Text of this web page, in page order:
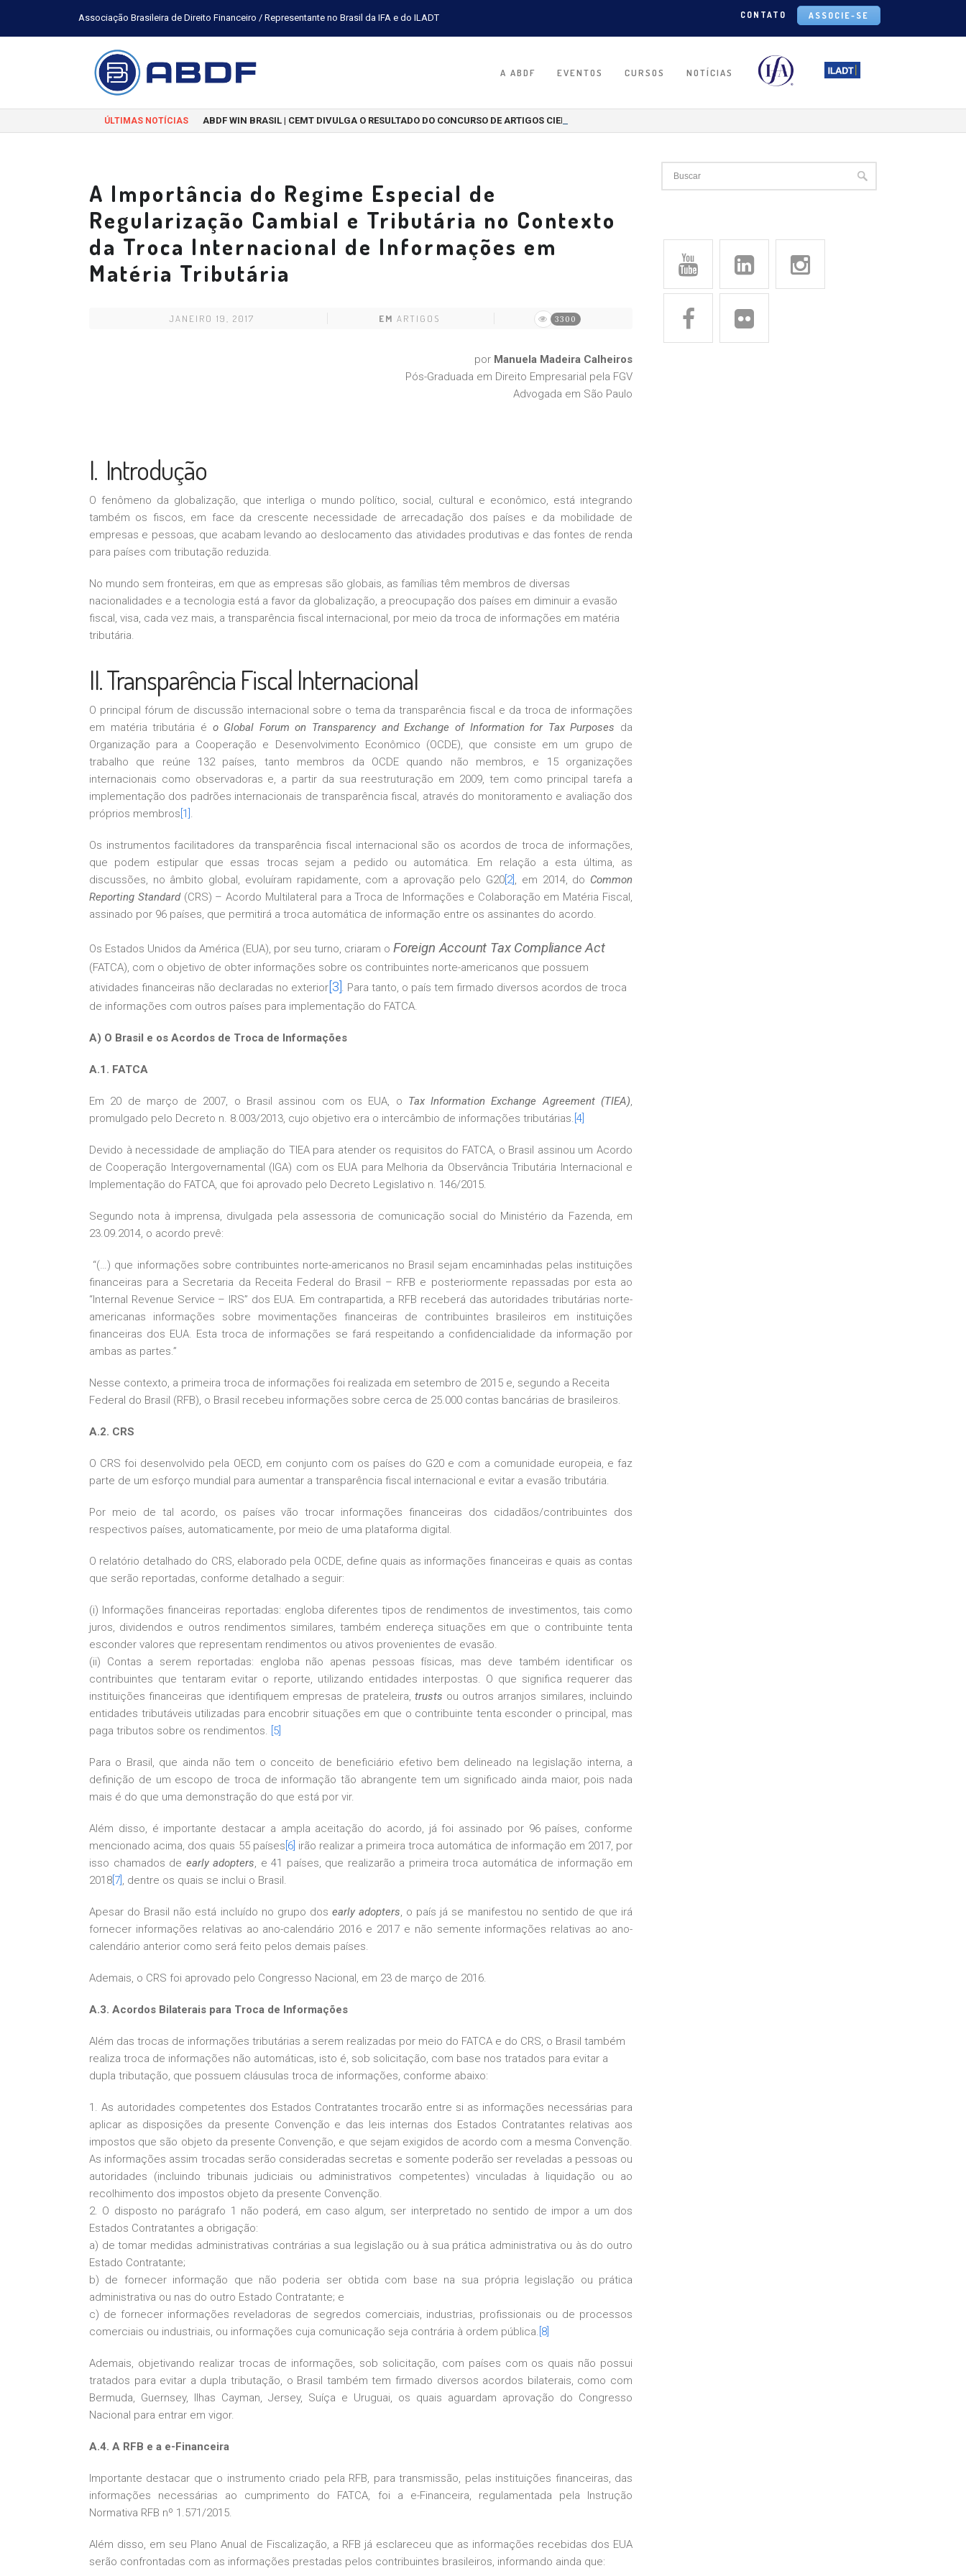
Associação Brasileira de Direito Financeiro / Representante no Brasil da IFA e do ILADT CONTATO ASSOCIE-SE
A ABDF EVENTOS CURSOS NOTÍCIAS
ÚLTIMAS NOTÍCIAS ABDF WIN BRASIL | CEMT DIVULGA O RESULTADO DO CONCURSO DE ARTIGOS CIENTÍFICOS 2026
A Importância do Regime Especial de
Regularização Cambial e Tributária no Contexto
da Troca Internacional de Informações em
Matéria Tributária
JANEIRO 19, 2017 EM ARTIGOS 3300
por Manuela Madeira Calheiros
Pós-Graduada em Direito Empresarial pela FGV
Advogada em São Paulo
I. Introdução
O fenômeno da globalização, que interliga o mundo político, social, cultural e econômico, está integrando
também os fiscos, em face da crescente necessidade de arrecadação dos países e da mobilidade de
empresas e pessoas, que acabam levando ao deslocamento das atividades produtivas e das fontes de renda
para países com tributação reduzida.
No mundo sem fronteiras, em que as empresas são globais, as famílias têm membros de diversas
nacionalidades e a tecnologia está a favor da globalização, a preocupação dos países em diminuir a evasão
fiscal, visa, cada vez mais, a transparência fiscal internacional, por meio da troca de informações em matéria
tributária.
II. Transparência Fiscal Internacional
O principal fórum de discussão internacional sobre o tema da transparência fiscal e da troca de informações
em matéria tributária é o Global Forum on Transparency and Exchange of Information for Tax Purposes da
Organização para a Cooperação e Desenvolvimento Econômico (OCDE), que consiste em um grupo de
trabalho que reúne 132 países, tanto membros da OCDE quando não membros, e 15 organizações
internacionais como observadoras e, a partir da sua reestruturação em 2009, tem como principal tarefa a
implementação dos padrões internacionais de transparência fiscal, através do monitoramento e avaliação dos
próprios membros [1] .
Os instrumentos facilitadores da transparência fiscal internacional são os acordos de troca de informações,
que podem estipular que essas trocas sejam a pedido ou automática. Em relação a esta última, as
discussões, no âmbito global, evoluíram rapidamente, com a aprovação pelo G20 [2], em 2014, do Common
Reporting Standard(CRS) – Acordo Multilateral para a Troca de Informações e Colaboração em Matéria Fiscal,
assinado por 96 países, que permitirá a troca automática de informação entre os assinantes do acordo.
Os Estados Unidos da América (EUA), por seu turno, criaram o Foreign Account Tax Compliance Act
(FATCA), com o objetivo de obter informações sobre os contribuintes norte-americanos que possuem
atividades financeiras não declaradas no exterior [3] . Para tanto, o país tem firmado diversos acordos de troca
de informações com outros países para implementação do FATCA.
A) O Brasil e os Acordos de Troca de Informações
A.1. FATCA
Em 20 de março de 2007, o Brasil assinou com os EUA, o Tax Information Exchange Agreement (TIEA),
promulgado pelo Decreto n. 8.003/2013, cujo objetivo era o intercâmbio de informações tributárias. [4]
Devido à necessidade de ampliação do TIEA para atender os requisitos do FATCA, o Brasil assinou um Acordo
de Cooperação Intergovernamental (IGA) com os EUA para Melhoria da Observância Tributária Internacional e
Implementação do FATCA, que foi aprovado pelo Decreto Legislativo n. 146/2015.
Segundo nota à imprensa, divulgada pela assessoria de comunicação social do Ministério da Fazenda, em
23.09.2014, o acordo prevê:
“(…) que informações sobre contribuintes norte-americanos no Brasil sejam encaminhadas pelas instituições
financeiras para a Secretaria da Receita Federal do Brasil – RFB e posteriormente repassadas por esta ao
“Internal Revenue Service – IRS” dos EUA. Em contrapartida, a RFB receberá das autoridades tributárias norte-
americanas informações sobre movimentações financeiras de contribuintes brasileiros em instituições
financeiras dos EUA. Esta troca de informações se fará respeitando a confidencialidade da informação por
ambas as partes.”
Nesse contexto, a primeira troca de informações foi realizada em setembro de 2015 e, segundo a Receita
Federal do Brasil (RFB), o Brasil recebeu informações sobre cerca de 25.000 contas bancárias de brasileiros.
A.2. CRS
O CRS foi desenvolvido pela OECD, em conjunto com os países do G20 e com a comunidade europeia, e faz
parte de um esforço mundial para aumentar a transparência fiscal internacional e evitar a evasão tributária.
Por meio de tal acordo, os países vão trocar informações financeiras dos cidadãos/contribuintes dos
respectivos países, automaticamente, por meio de uma plataforma digital.
O relatório detalhado do CRS, elaborado pela OCDE, define quais as informações financeiras e quais as contas
que serão reportadas, conforme detalhado a seguir:
(i) Informações financeiras reportadas: engloba diferentes tipos de rendimentos de investimentos, tais como
juros, dividendos e outros rendimentos similares, também endereça situações em que o contribuinte tenta
esconder valores que representam rendimentos ou ativos provenientes de evasão.
(ii) Contas a serem reportadas: engloba não apenas pessoas físicas, mas deve também identificar os
contribuintes que tentaram evitar o reporte, utilizando entidades interpostas. O que significa requerer das
instituições financeiras que identifiquem empresas de prateleira,trusts ou outros arranjos similares, incluindo
entidades tributáveis utilizadas para encobrir situações em que o contribuinte tenta esconder o principal, mas
paga tributos sobre os rendimentos. [5]
Para o Brasil, que ainda não tem o conceito de beneficiário efetivo bem delineado na legislação interna, a
definição de um escopo de troca de informação tão abrangente tem um significado ainda maior, pois nada
mais é do que uma demonstração do que está por vir.
Além disso, é importante destacar a ampla aceitação do acordo, já foi assinado por 96 países, conforme
mencionado acima, dos quais 55 países [6] irão realizar a primeira troca automática de informação em 2017, por
isso chamados de early adopters, e 41 países, que realizarão a primeira troca automática de informação em
2018 [7] , dentre os quais se inclui o Brasil.
Apesar do Brasil não está incluído no grupo dos early adopters, o país já se manifestou no sentido de que irá
fornecer informações relativas ao ano-calendário 2016 e 2017 e não semente informações relativas ao ano-
calendário anterior como será feito pelos demais países.
Ademais, o CRS foi aprovado pelo Congresso Nacional, em 23 de março de 2016.
A.3. Acordos Bilaterais para Troca de Informações
Além das trocas de informações tributárias a serem realizadas por meio do FATCA e do CRS, o Brasil também
realiza troca de informações não automáticas, isto é, sob solicitação, com base nos tratados para evitar a
dupla tributação, que possuem cláusulas troca de informações, conforme abaixo:
1. As autoridades competentes dos Estados Contratantes trocarão entre si as informações necessárias para
aplicar as disposições da presente Convenção e das leis internas dos Estados Contratantes relativas aos
impostos que são objeto da presente Convenção, e que sejam exigidos de acordo com a mesma Convenção.
As informações assim trocadas serão consideradas secretas e somente poderão ser reveladas a pessoas ou
autoridades (incluindo tribunais judiciais ou administrativos competentes) vinculadas à liquidação ou ao
recolhimento dos impostos objeto da presente Convenção.
2. O disposto no parágrafo 1 não poderá, em caso algum, ser interpretado no sentido de impor a um dos
Estados Contratantes a obrigação:
a) de tomar medidas administrativas contrárias a sua legislação ou à sua prática administrativa ou às do outro
Estado Contratante;
b) de fornecer informação que não poderia ser obtida com base na sua própria legislação ou prática
administrativa ou nas do outro Estado Contratante; e
c) de fornecer informações reveladoras de segredos comerciais, industrias, profissionais ou de processos
comerciais ou industriais, ou informações cuja comunicação seja contrária à ordem pública. [8]
Ademais, objetivando realizar trocas de informações, sob solicitação, com países com os quais não possui
tratados para evitar a dupla tributação, o Brasil também tem firmado diversos acordos bilaterais, como com
Bermuda, Guernsey, Ilhas Cayman, Jersey, Suíça e Uruguai, os quais aguardam aprovação do Congresso
Nacional para entrar em vigor.
A.4. A RFB e a e-Financeira
Importante destacar que o instrumento criado pela RFB, para transmissão, pelas instituições financeiras, das
informações necessárias ao cumprimento do FATCA, foi a e-Financeira, regulamentada pela Instrução
Normativa RFB nº 1.571/2015.
Além disso, em seu Plano Anual de Fiscalização, a RFB já esclareceu que as informações recebidas dos EUA
serão confrontadas com as informações prestadas pelos contribuintes brasileiros, informando ainda que: